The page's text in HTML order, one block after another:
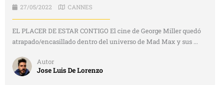
27/05/2022 CANNES
EL PLACER DE ESTAR CONTIGO El cine de George Miller quedó
atrapado/encasillado dentro del universo de Mad Max y sus ...
Autor
Jose Luis De Lorenzo